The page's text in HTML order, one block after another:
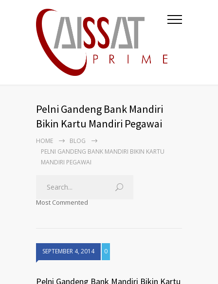
Pelni Gandeng Bank Mandiri
Bikin Kartu Mandiri Pegawai
HOME
BLOG
PELNI GANDENG BANK MANDIRI BIKIN KARTU
MANDIRI PEGAWAI
Most Commented
SEPTEMBER 4, 2014 0
Pelni Gandeng Bank Mandiri Bikin Kartu